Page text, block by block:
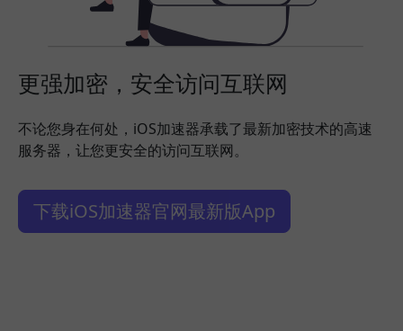
更强加密，安全访问互联网
不论您身在何处，iOS加速器承载了最新加密技术的高速
服务器，让您更安全的访问互联网。
下载iOS加速器官网最新版App